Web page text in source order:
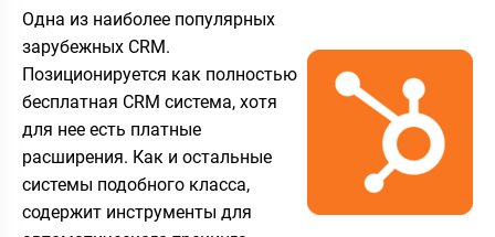
Одна из наиболее популярных
зарубежных CRM.
Позиционируется как полностью
бесплатная CRM система, хотя
для нее есть платные
расширения. Как и остальные
системы подобного класса,
содержит инструменты для